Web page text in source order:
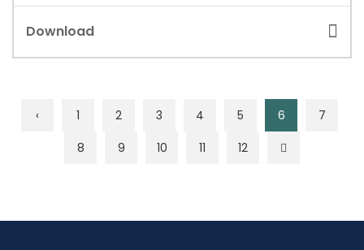
Download
‹ 1 2 3 4 5 6
7
8
9 10 11 12